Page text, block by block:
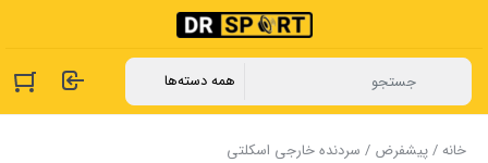
خانه/پیشفرض / سردنده خارجی اسکلتی